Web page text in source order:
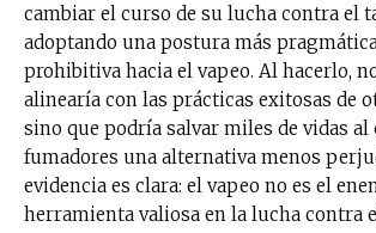
cambiar el curso de su lucha contra el
adoptando una postura más
prohibitiva hacia el vapeo. Al hacerlo,
alinearía con las prácticas exitosas de
sino que podría salvar miles de vidas al
fumadores una alternativa menos
evidencia es clara: el vapeo no es el
herramienta valiosa en la lucha contra